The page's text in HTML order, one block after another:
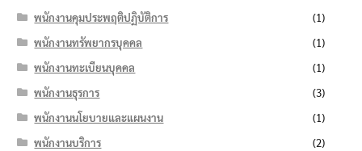
พนักงานคุมประพฤติปฏิบัติการ
(1)
พนักงานทรัพยากรบุคคล
(1)
พนักงานทะเบียนบุคคล
(1)
พนักงานธุรการ
(3)
พนักงานนโยบายและแผนงาน
(1)
พนักงานบริการ
(2)